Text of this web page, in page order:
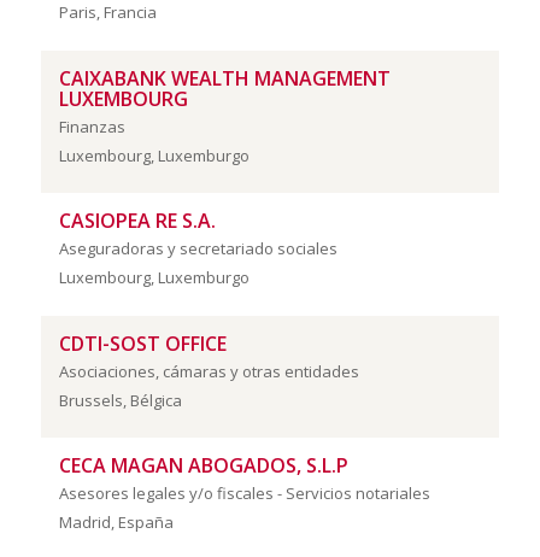
Paris, Francia
CAIXABANK WEALTH MANAGEMENT
LUXEMBOURG
Finanzas
Luxembourg, Luxemburgo
CASIOPEA RE S.A.
Aseguradoras y secretariado sociales
Luxembourg, Luxemburgo
CDTI-SOST OFFICE
Asociaciones, cámaras y otras entidades
Brussels, Bélgica
CECA MAGAN ABOGADOS, S.L.P
Asesores legales y/o fiscales - Servicios notariales
Madrid, España